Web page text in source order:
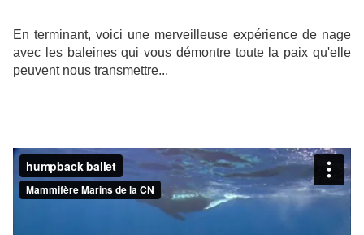
En terminant, voici une merveilleuse expérience de nage
avec les baleines qui vous démontre toute la paix qu'elle
peuvent nous transmettre...